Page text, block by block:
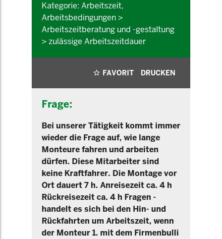
Kategorie: Arbeitszeit,
Arbeitsbedingungen >
Arbeitszeitberatung und -gestaltung
> zulässige Arbeitszeitdauer
FAVORIT DRUCKEN
Frage:
Bei unserer Tätigkeit kommt immer
wieder die Frage auf, wie lange
Monteure fahren und arbeiten
dürfen. Diese Mitarbeiter sind
keine Kraftfahrer. Die Montage vor
Ort dauert 7 h. Anreisezeit ca. 4 h
Rückreisezeit ca. 4 h Fragen -
handelt es sich bei den Hin- und
Rückfahrten um Arbeitszeit, wenn
der Monteur 1. mit dem Firmenbulli